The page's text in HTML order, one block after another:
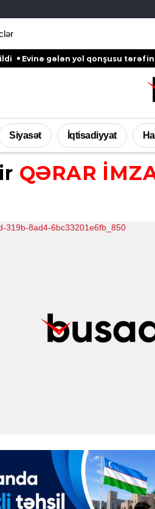
yol qonşusu tərəfindən zəbt
Siyasət İqtisadiyyat
QƏRAR